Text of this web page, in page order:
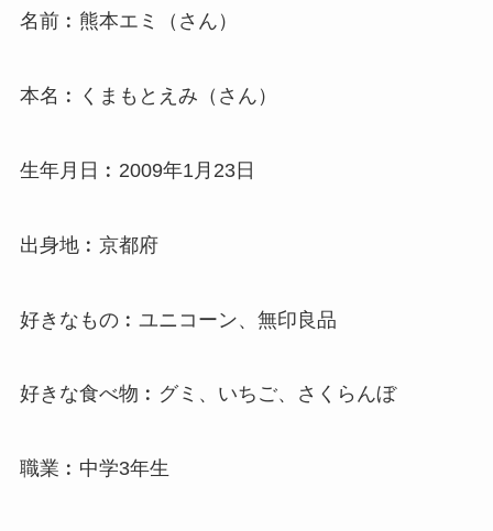
名前︰熊本エミ（さん）
本名︰くまもとえみ（さん）
生年月日︰2009年1月23日
出身地︰京都府
好きなもの︰ユニコーン、無印良品
好きな食べ物︰グミ、いちご、さくらんぼ
職業︰中学3年生